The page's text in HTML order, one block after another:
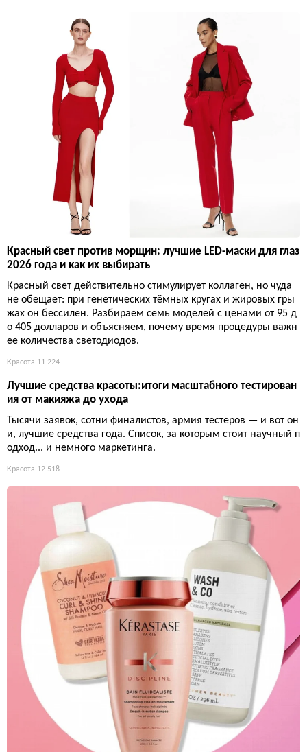
Красный свет против морщин: лучшие LED-маски для глаз
2026 года и как их выбирать
Красный свет действительно стимулирует коллаген, но чуда
не обещает: при генетических тёмных кругах и жировых гры
жах он бессилен. Разбираем семь моделей с ценами от 95 д
о 405 долларов и объясняем, почему время процедуры важн
ее количества светодиодов.
Красота 11 224
Лучшие средства красоты:итоги масштабного тестирован
ия от макияжа до ухода
Тысячи заявок, сотни финалистов, армия тестеров — и вот он
и, лучшие средства года. Список, за которым стоит научный п
одход... и немного маркетинга.
Красота 12 518